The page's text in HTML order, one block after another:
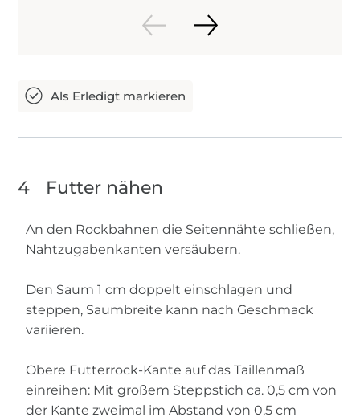
4 Futter nähen
An den Rockbahnen die Seitennähte schließen,
Nahtzugabenkanten versäubern.
Den Saum 1 cm doppelt einschlagen und
steppen, Saumbreite kann nach Geschmack
variieren.
Obere Futterrock-Kante auf das Taillenmaß
einreihen: Mit großem Steppstich ca. 0,5 cm von
der Kante zweimal im Abstand von 0,5 cm